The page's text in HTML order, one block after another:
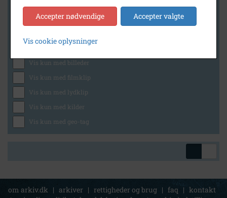
Generelt
Vis kun med billeder
Vis kun med filmklip
Vis kun med lydklip
Vis kun med kilder
Vis kun med geo-tag
om arkiv.dk | arkiver | rettigheder og brug | faq | kontakt
Accepter nødvendige Accepter valgte
Vis cookie oplysninger